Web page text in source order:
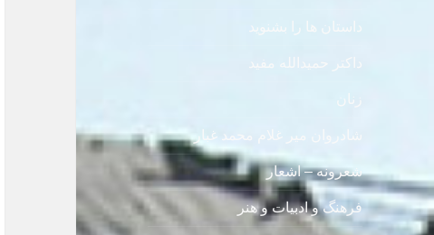
داستان ها را بشنوید
داکتر حمیدالله مفید
زنان
شادروان میر غلام محمد غبار
شعرونه – اشعار
فرهنگ و ادبیات و هنر